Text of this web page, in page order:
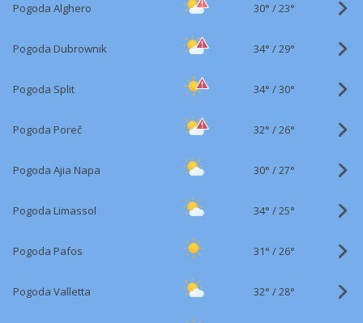
Pogoda Alghero 30° /23°
Pogoda Dubrownik 34° /29°
Pogoda Split 34° /30°
Pogoda Poreč 32° /26°
Pogoda Ajia Napa 30° /27°
Pogoda Limassol 34° /25°
Pogoda Pafos 31° /26°
Pogoda Valletta 32° /28°